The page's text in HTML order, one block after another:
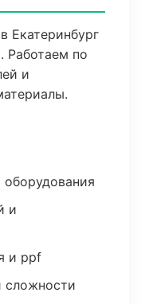
Екатеринбург
Работаем по
и
оборудования
и
и ppf
сложности